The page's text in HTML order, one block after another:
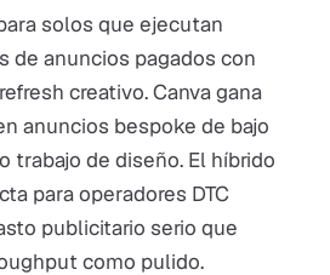
solos que ejecutan
de anuncios pagados con
creativo. Canva gana
anuncios bespoke de bajo
trabajo de diseño. El híbrido
para operadores DTC
publicitario serio que
como pulido.